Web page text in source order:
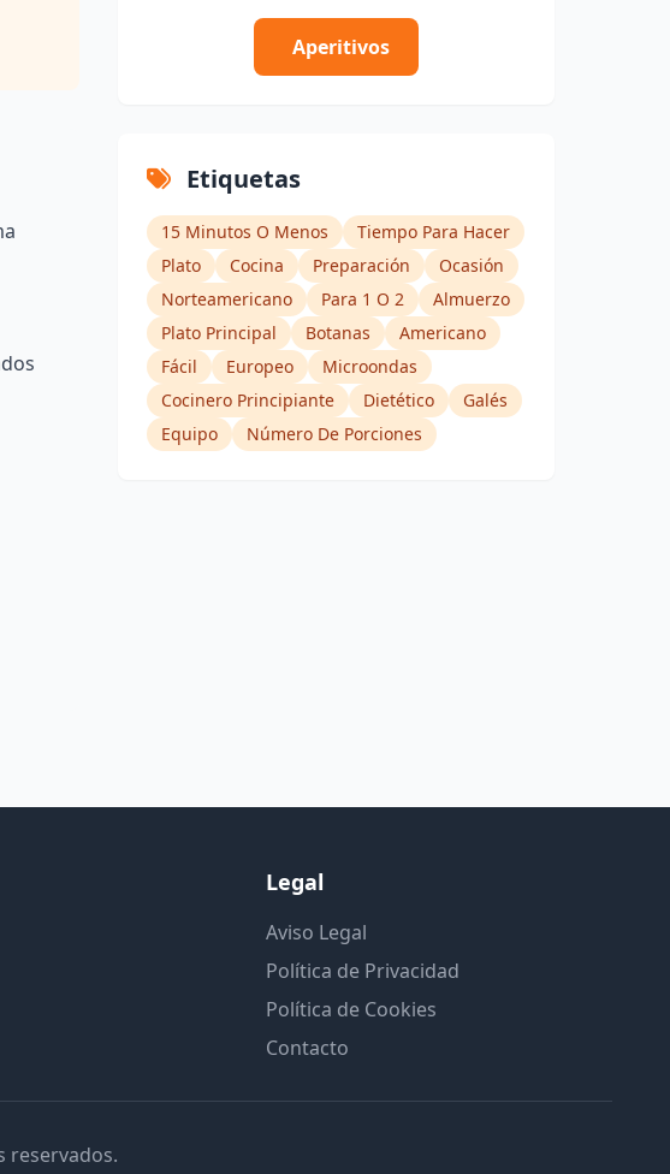
Aperitivos
Etiquetas
15 Minutos O Menos
Tiempo Para Hacer
Plato
Cocina Preparación
Ocasión
Norteamericano
Para 1 O 2
Almuerzo
Plato Principal
Botanas
Americano
Fácil
Europeo
Microondas
Cocinero Principiante
Dietético
Galés
Equipo
Número De Porciones
Legal
Aviso Legal
Política de Privacidad
Política de Cookies
Contacto
reservados.